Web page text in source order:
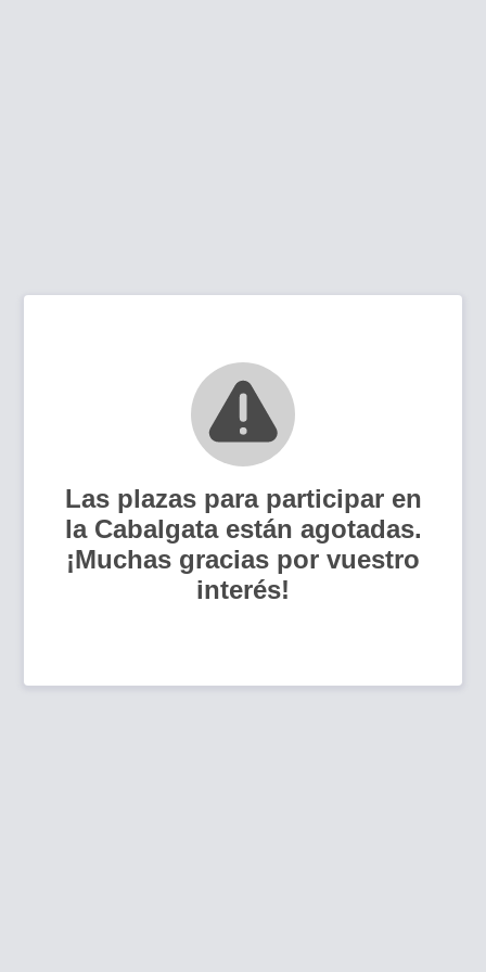
Las plazas para participar en
la Cabalgata están agotadas.
¡Muchas gracias por vuestro
interés!